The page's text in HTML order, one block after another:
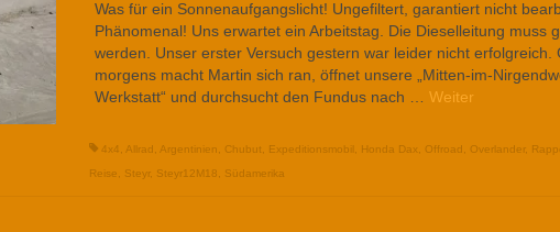
Was für ein Sonnenaufgangslicht! Ungefiltert, garantiert nicht
Phänomenal! Uns erwartet ein Arbeitstag. Die Dieselleitung muss
werden. Unser erster Versuch gestern war leider nicht erfolgreich.
morgens macht Martin sich ran, öffnet unsere „Mitten-im-
Werkstatt“ und durchsucht den Fundus nach … Weiter
4x4 Allrad Argentinien Chubut Expeditionsmobil Honda Dax Offroad Overlander,
Reise
Steyr, Steyr12M18 Südamerika